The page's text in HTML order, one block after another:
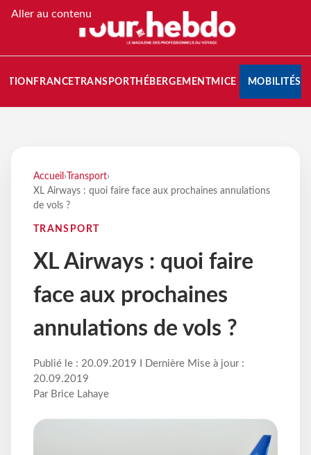
Aller au contenu
FRANCETRANSPORT HÉBERGEMENTMICE MOBILITÉS
Accueil › Transport›
XL Airways : quoi faire face aux prochaines annulations
de vols ?
TRANSPORT
XL Airways : quoi faire
face aux prochaines
annulations de vols ?
Publié le : 20.09.2019 I Dernière Mise à jour :
20.09.2019
Par Brice Lahaye